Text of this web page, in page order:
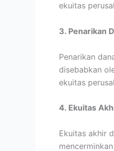
ekuitas
3. Penarikan
Penarikan
disebabkan
ekuitas
4. Ekuitas
Ekuitas akhir